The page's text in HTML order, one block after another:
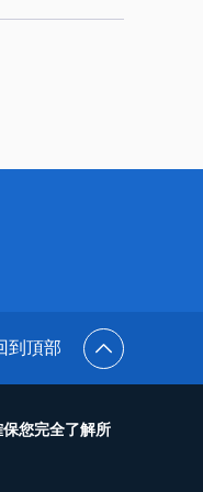
到頂部
您完全了解所